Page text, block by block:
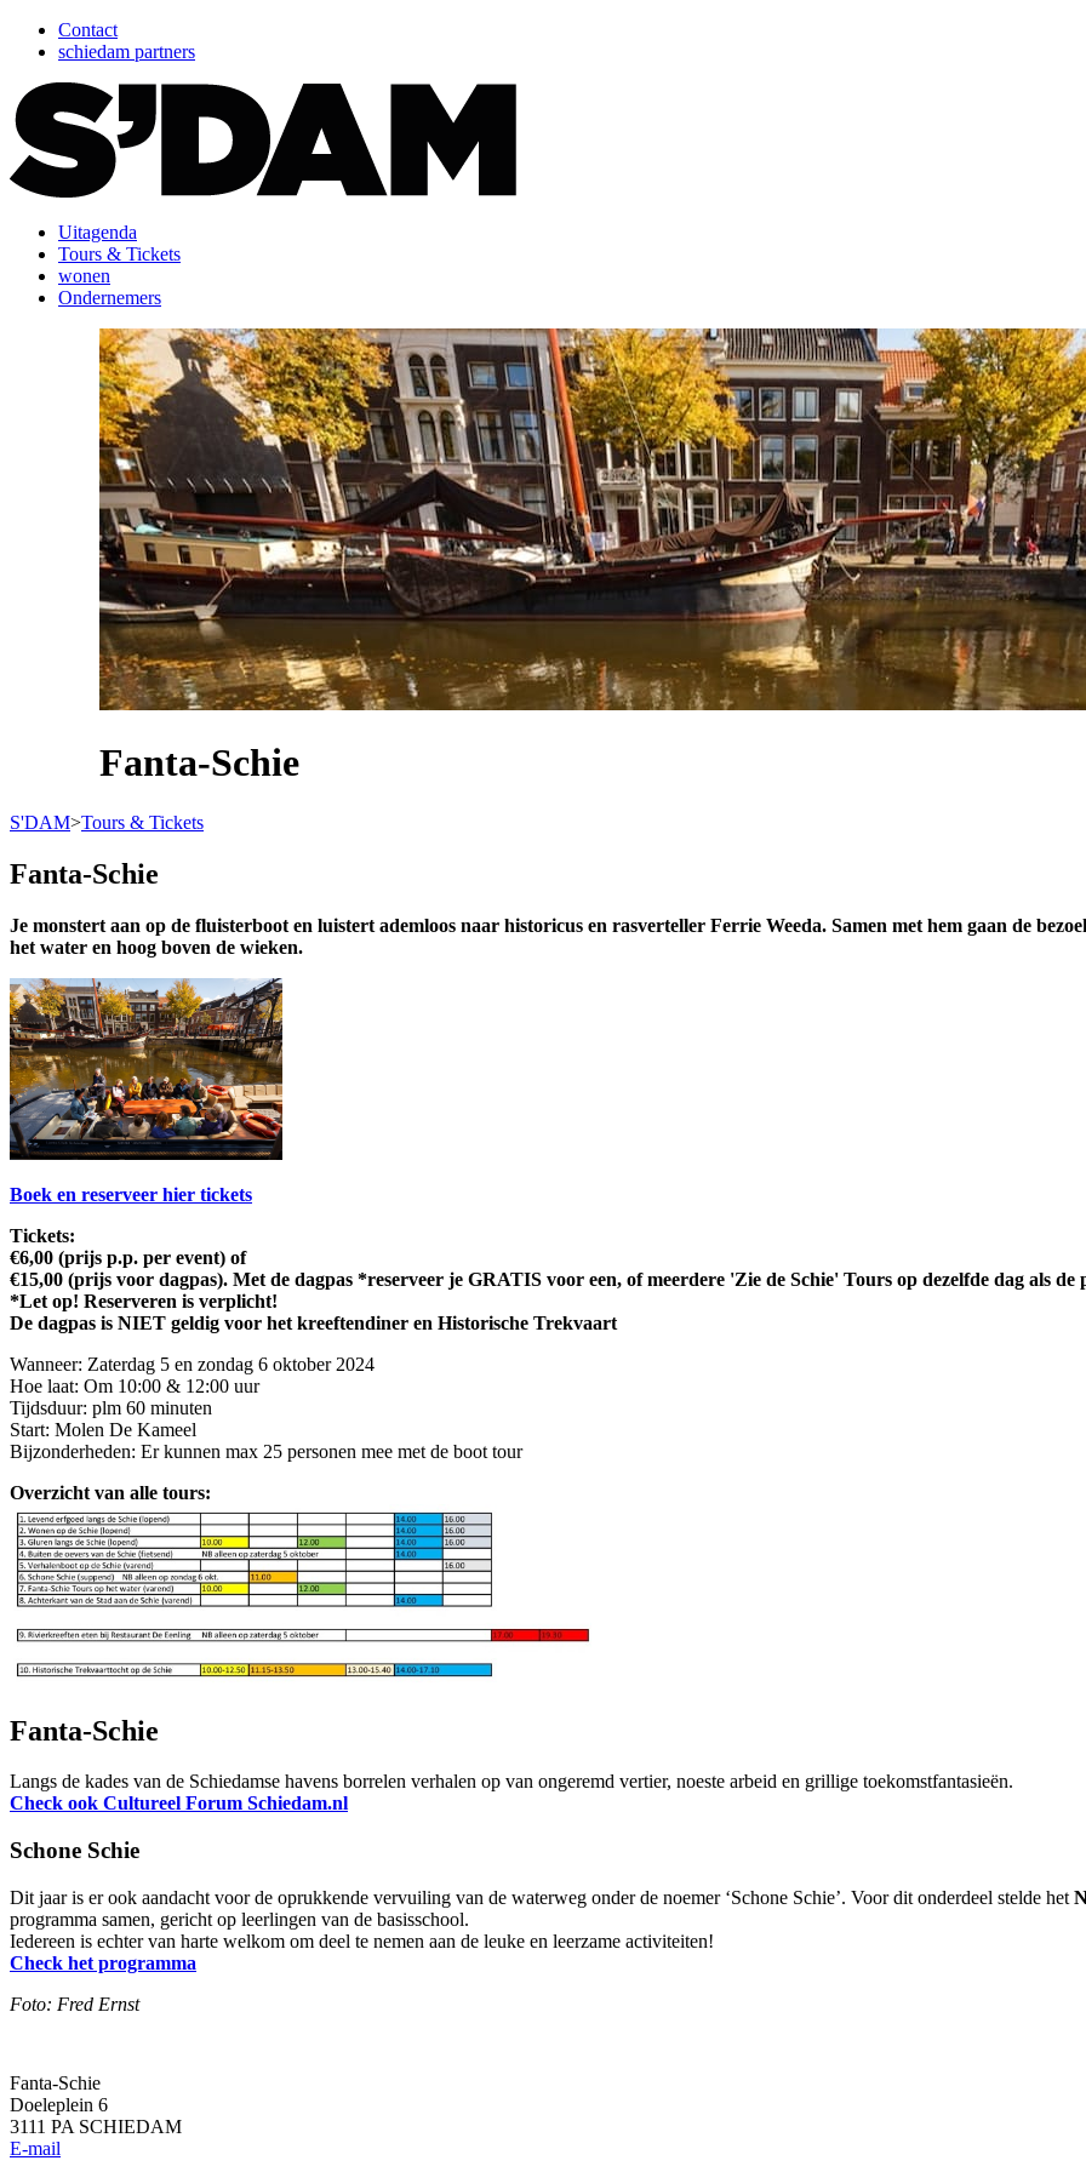
Contact
schiedam partners
Uitagenda
Tours & Tickets
wonen
Ondernemers
Fanta-Schie
S'DAM>Tours & Tickets
Fanta-Schie
Je monstert aan op de fluisterboot en luistert ademloos naar historicus en rasverteller Ferrie Weeda. Samen met hem gaan de
het water en hoog boven de wieken.
Boek en reserveer hier tickets
Tickets:
€6,00 (prijs p.p. per event) of
€15,00 (prijs voor dagpas). Met de dagpas *reserveer je GRATIS voor een, of meerdere 'Zie de Schie' Tours op dezelfde dag als de
*Let op! Reserveren is verplicht!
De dagpas is NIET geldig voor het kreeftendiner en Historische Trekvaart
Wanneer: Zaterdag 5 en zondag 6 oktober 2024
Hoe laat: Om 10:00 & 12:00 uur
Tijdsduur: plm 60 minuten
Start: Molen De Kameel
Bijzonderheden: Er kunnen max 25 personen mee met de boot tour
Overzicht van alle tours:
Fanta-Schie
Langs de kades van de Schiedamse havens borrelen verhalen op van ongeremd vertier, noeste arbeid en grillige toekomstfantasieën.
Check ook Cultureel Forum Schiedam.nl
Schone Schie
Dit jaar is er ook aandacht voor de oprukkende vervuiling van de waterweg onder de noemer ‘Schone Schie’. Voor dit onderdeel stelde het
programma samen, gericht op leerlingen van de basisschool.
Iedereen is echter van harte welkom om deel te nemen aan de leuke en leerzame activiteiten!
Check het programma
Foto: Fred Ernst
Fanta-Schie
Doeleplein 6
3111 PA SCHIEDAM
E-mail